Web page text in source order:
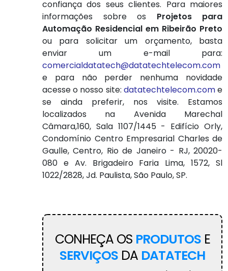
confiança dos seus clientes. Para maiores
informações sobre os Projetos para
Automação Residencial em Ribeirão Preto
ou para solicitar um orçamento, basta
enviar um e-mail para:
comercialdatatech@datatechtelecom.com
e para não perder nenhuma novidade
acesse o nosso site: datatechtelecom.come
se ainda preferir, nos visite. Estamos
localizados na Avenida Marechal
Câmara,160, Sala 1107/1445 - Edifício Orly,
Condomínio Centro Empresarial Charles de
Gaulle, Centro, Rio de Janeiro - RJ, 20020-
080 e Av. Brigadeiro Faria Lima, 1572, Sl
1022/2828, Jd. Paulista, São Paulo, SP.
CONHEÇA OS PRODUTOSE
SERVIÇOS DA DATATECH